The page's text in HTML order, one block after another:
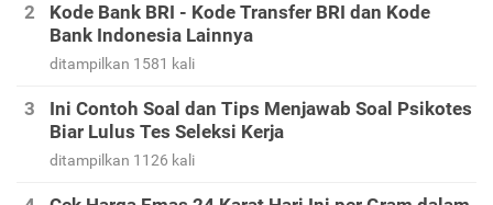
Kode Bank BRI - Kode Transfer BRI dan Kode
Bank Indonesia Lainnya
ditampilkan 1581 kali
Ini Contoh Soal dan Tips Menjawab Soal Psikotes
Biar Lulus Tes Seleksi Kerja
ditampilkan 1126 kali